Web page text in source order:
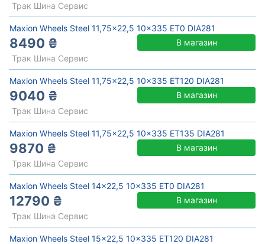
Трак Шина Сервис
Maxion Wheels Steel 11,75x22,5 10x335 ET0 DIA281
8490 ₴
Трак Шина Сервис
В магазин
Maxion Wheels Steel 11,75x22,5 10x335 ET120 DIA281
9040 ₴
Трак Шина Сервис
В магазин
Maxion Wheels Steel 11,75x22,5 10x335 ET135 DIA281
9870 ₴
Трак Шина Сервис
В магазин
Maxion Wheels Steel 14x22,5 10x335 ET0 DIA281
12790 ₴
Трак Шина Сервис
В магазин
Maxion Wheels Steel 15x22,5 10x335 ET120 DIA281